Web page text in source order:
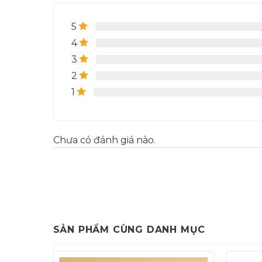
5
4
3
2
1
Chưa có đánh giá nào.
SẢN PHẨM CÙNG DANH MỤC